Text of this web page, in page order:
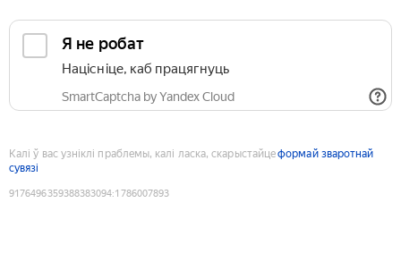
Я не робат
Націсніце, каб працягнуць
SmartCaptcha by Yandex Cloud
Калі ў вас узніклі праблемы, калі ласка, скарыстайцеформай зваротнай
сувязі
9176496359388383094:1786007893